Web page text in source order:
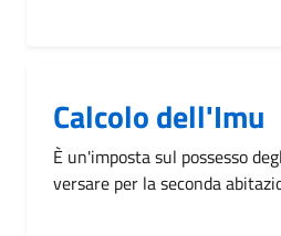
Calcolo dell'Imu
È un'imposta sul possesso
versare per la seconda